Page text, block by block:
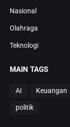
Nasional
Olahraga
Teknologi
MAIN TAGS
AI Keuangan
politik